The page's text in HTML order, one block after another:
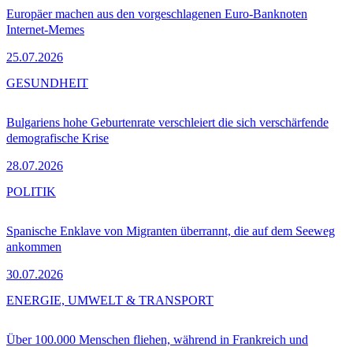
Europäer machen aus den vorgeschlagenen Euro-Banknoten
Internet-Memes
25.07.2026
Bulgariens hohe Geburtenrate verschleiert die sich verschärfende
demografische Krise
28.07.2026
GESUNDHEIT
Spanische Enklave von Migranten überrannt, die auf dem Seeweg
ankommen
30.07.2026
POLITIK
Über 100.000 Menschen fliehen, während in Frankreich und
ENERGIE, UMWELT & TRANSPORT